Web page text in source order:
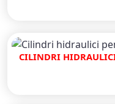
CILINDRI HIDRAULICI